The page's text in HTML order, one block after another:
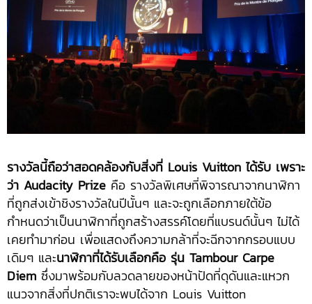
รางวัลนี้ถือว่าสอดคล้องกับสิ่งที่ Louis Vuitton ได้รับ เพราะ
ว่า Audacity Prize คือ รางวัลพิเศษที่พิจารณาจากนาฬิกา
ที่ถูกส่งเข้าชิงรางวัลในปีนั้นๆ และจะถูกเลือกภายใต้ข้อ
กำหนดว่าเป็นนาฬิกาที่ถูกสร้างสรรค์โดยที่แบรนด์นั้นๆ ไม่ได้
เคยทำมาก่อน เพื่อแสดงถึงความกล้าที่จะฉีกจากกรอบแบบ
เดิมๆ และนาฬิกาที่ได้รับเลือกคือ รุ่น Tambour Carpe
Diem ซึ่งมาพร้อมกับลวดลายของหน้าปัดที่ดุดันและแหวก
แนวจากสิ่งที่ปกติเราจะพบได้จาก Louis Vuitton